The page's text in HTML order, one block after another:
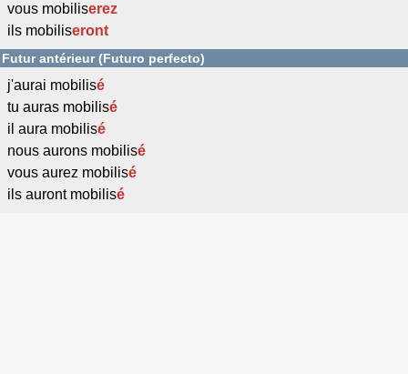
vous mobiliserez
ils mobiliseront
Futur antérieur (Futuro perfecto)
j'aurai mobilisé
tu auras mobilisé
il aura mobilisé
nous aurons mobilisé
vous aurez mobilisé
ils auront mobilisé